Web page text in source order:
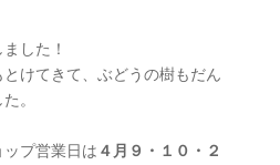
した！
けてきて、ぶどうの樹もだん
。
プ営業日は ４月９・１０・２